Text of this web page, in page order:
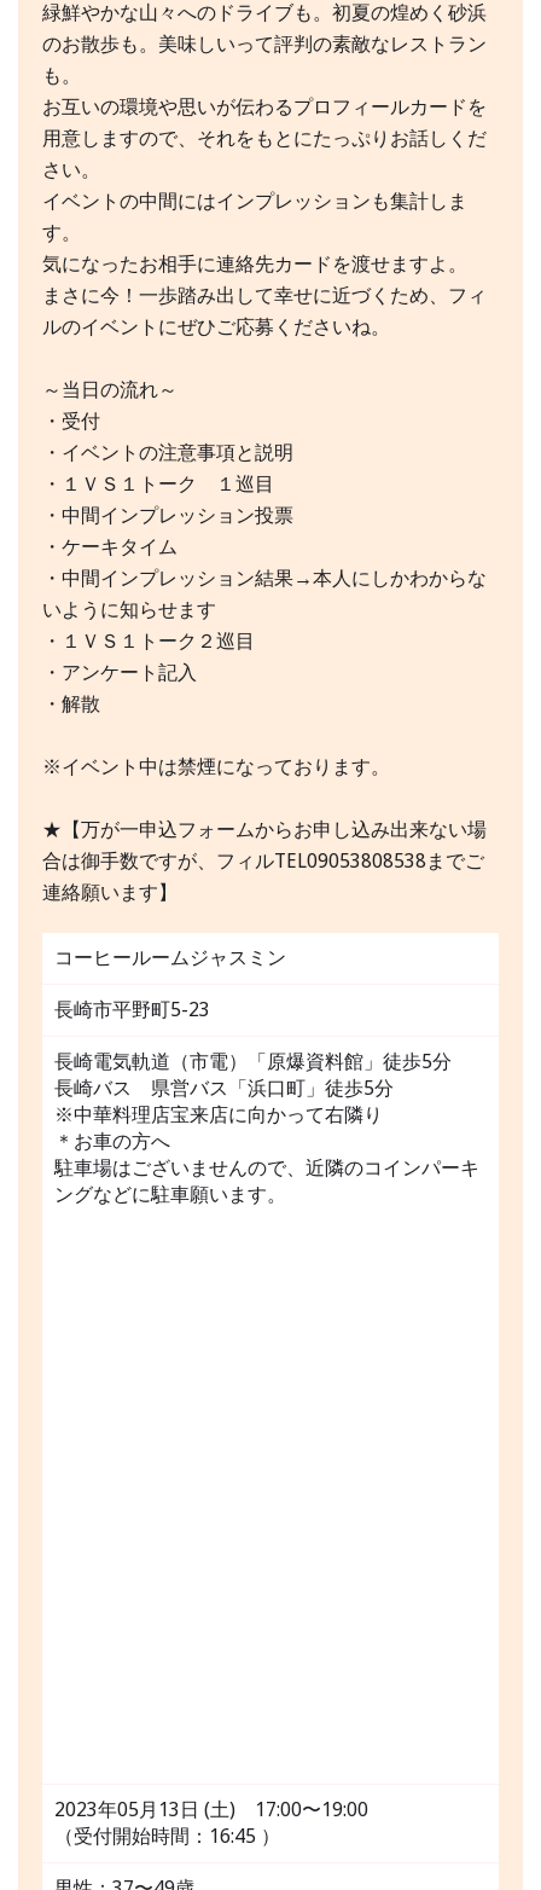
緑鮮やかな山々へのドライブも。初夏の煌めく砂浜
のお散歩も。美味しいって評判の素敵なレストラン
も。
お互いの環境や思いが伝わるプロフィールカードを
用意しますので、それをもとにたっぷりお話しくだ
さい。
イベントの中間にはインプレッションも集計しま
す。
気になったお相手に連絡先カードを渡せますよ。
まさに今！一歩踏み出して幸せに近づくため、フィ
ルのイベントにぜひご応募くださいね。
～当日の流れ～
・受付
・イベントの注意事項と説明
・１ＶＳ１トーク １巡目
・中間インプレッション投票
・ケーキタイム
・中間インプレッション結果→本人にしかわからな
いように知らせます
・１ＶＳ１トーク２巡目
・アンケート記入
・解散
※イベント中は禁煙になっております。
★【万が一申込フォームからお申し込み出来ない場
合は御手数ですが、フィルTEL09053808538までご
連絡願います】
コーヒールームジャスミン
長崎市平野町5-23
長崎電気軌道（市電）「原爆資料館」徒歩5分
長崎バス 県営バス「浜口町」徒歩5分
※中華料理店宝来店に向かって右隣り
＊お車の方へ
駐車場はございませんので、近隣のコインパーキ
ングなどに駐車願います。
2023年05月13日 (土) 17:00〜19:00
（受付開始時間：16:45 ）